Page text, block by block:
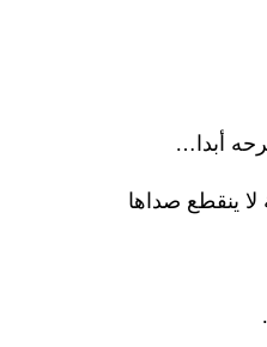
أبدا…
ينقطع صداها